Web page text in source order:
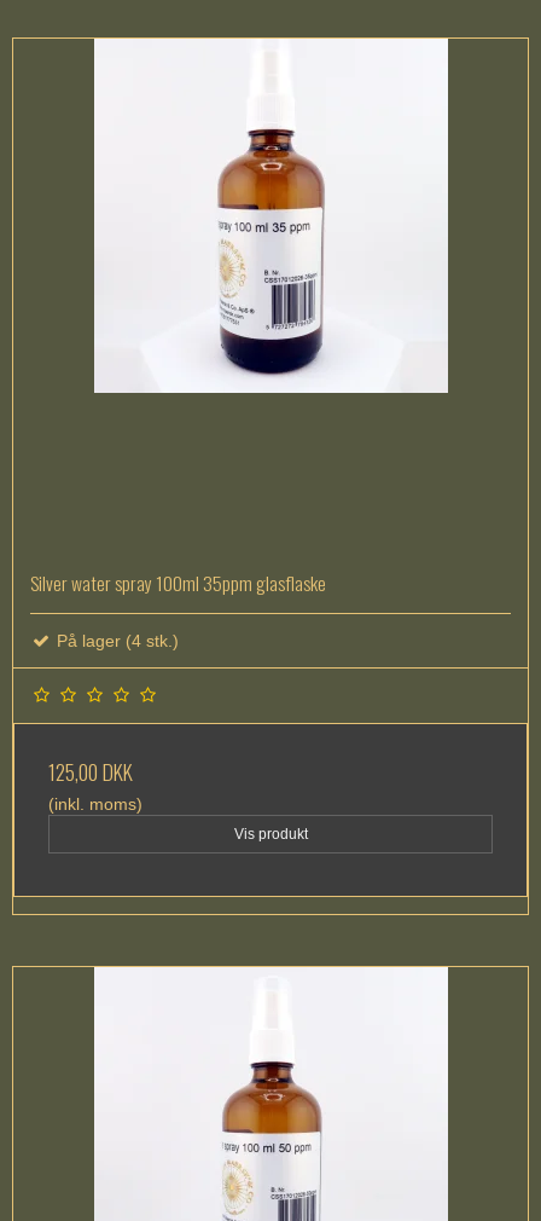
Silver water spray 100ml 35ppm glasflaske
På lager (4 stk.)
125,00 DKK
(inkl. moms)
Vis produkt